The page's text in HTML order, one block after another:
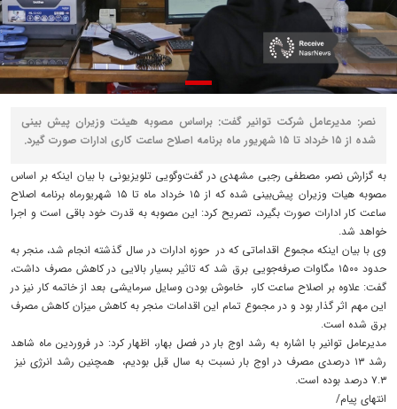
نصر: مدیرعامل شرکت توانیر گفت: براساس مصوبه هیئت وزیران پیش بینی
شده از ۱۵ خرداد تا ۱۵ شهریور ماه برنامه اصلاح ساعت کاری ادارات صورت گیرد.
به گزارش نصر، مصطفی رجبی مشهدی در گفت‌وگویی تلویزیونی با بیان اینکه بر اساس
مصوبه هیات وزیران پیش‌بینی شده که از ۱۵ خرداد ماه تا ۱۵ شهریورماه برنامه اصلاح
ساعت کار ادارات صورت بگیرد، تصریح کرد: این مصوبه به قدرت خود باقی است و اجرا
خواهد شد.
وی با بیان اینکه مجموع اقداماتی که در حوزه ادارات در سال گذشته انجام شد، منجر به
حدود ۱۵۰۰ مگاوات صرفه‌جویی برق شد که تاثیر بسیار بالایی در کاهش مصرف داشت،
گفت: علاوه بر اصلاح ساعت کار، خاموش بودن وسایل سرمایشی بعد از خاتمه کار نیز در
این مهم اثر گذار بود و در مجموع تمام این اقدامات منجر به کاهش میزان کاهش مصرف
برق شده است.
مدیرعامل توانیر با اشاره به رشد اوج بار در فصل بهار، اظهار کرد: در فروردین ماه شاهد
رشد ۱۳ درصدی مصرف در اوج بار نسبت به سال قبل بودیم، همچنین رشد انرژی نیز
۷.۳ درصد بوده است.
انتهای پیام/